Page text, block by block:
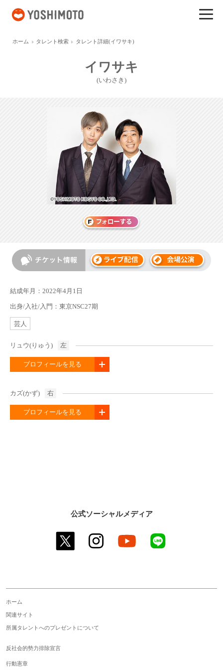
ホーム タレント検索 タレント詳細(イワサキ)
イワサキ
(いわさき)
結成年月：2022年4月1日
出身/入社/入門：東京NSC27期
芸人
リュウ(りゅう) 左
プロフィールを見る
カズ(かず) 右
プロフィールを見る
公式ソーシャルメディア
twitter instagram youtube
ホーム
関連サイト
所属タレントへのプレゼントについて
反社会的勢力排除宣言
行動憲章